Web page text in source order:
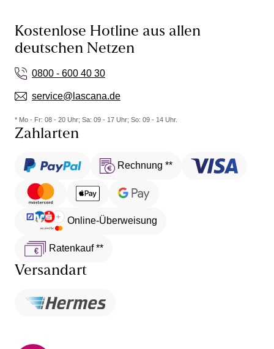
die obdachlosen Frauen das ein Mann kommt
unsere BHs wäscht. Mit freundlichen Grüßen euer
Crossdresser Nico
Kostenlose Hotline aus allen
deutschen Netzen
0800 - 600 40 30
service@lascana.de
* Mo - Fr: 08 - 20 Uhr; Sa: 09 - 17 Uhr; So: 09 - 14 Uhr.
Zahlarten
Rechnung **
Online-Überweisung
Ratenkauf **
Versandart